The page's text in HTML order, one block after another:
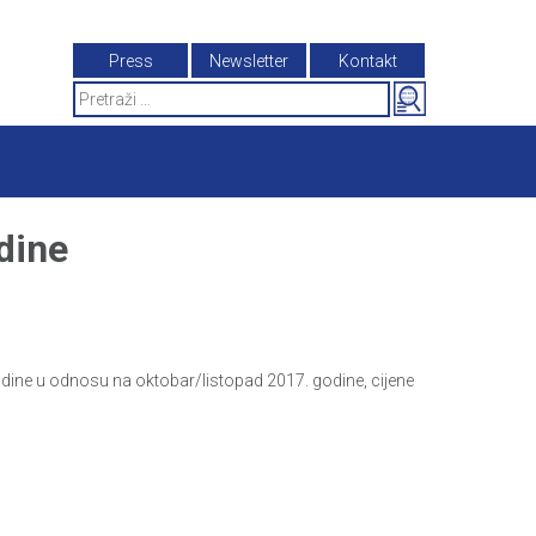
Press Newsletter
Kontakt
Search
for:
u odnosu na oktobar/listopad 2017. godine, cijene